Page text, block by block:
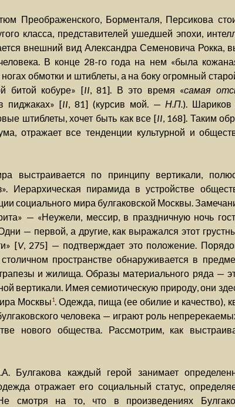
Преображенского, Борменталя, Персикова
класса, представителей ушедшей эпохи,
внешний вид Александра Семеновича Рокка,
В конце 28-го года на нем «была
обмотки и штиблеты, а на боку огромный
битой кобуре» [II, 81]. В это время «самая
пиджаках» [II, 81] (курсив мой. —Н.П.). Шариков
штиблеты, хочет быть как все [II, 168]. Таким
отражает все тенденции культурной и
выстраивается по принципу вертикали,
Иерархическая пирамида в устройстве
социального мира булгаковской Москвы.
— «Неужели, мессир, в праздничную ночь
— первой, а другие, как выражался этот
[V, 275] — подтверждает это положение.
пространстве обнаруживается в
и жилища. Образы материального ряда —
вертикали. Имея семиотическую природу, они
Москвы1. Одежда, пища (ее обилие и качество),
человека — играют роль
нового общества. Рассмотрим, как
Булгакова каждый герой занимает
отражает его социальный статус,
смотря на то, что в произведениях